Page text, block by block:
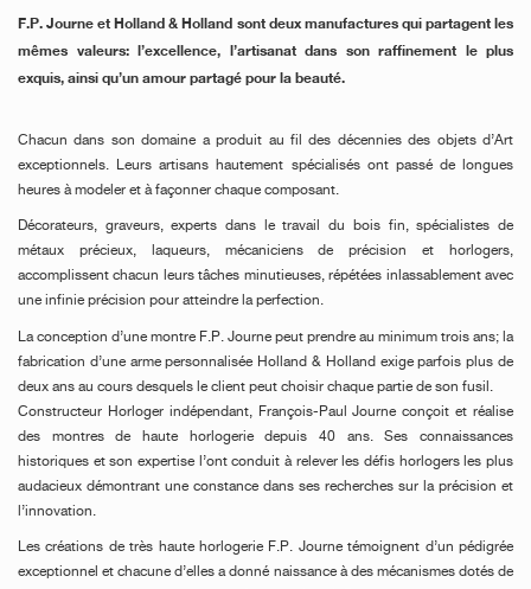
F.P. Journe et Holland & Holland sont deux manufactures qui partagent les
mêmes valeurs: l’excellence, l’artisanat dans son raffinement le plus
exquis, ainsi qu’un amour partagé pour la beauté.
Chacun dans son domaine a produit au fil des décennies des objets d’Art
exceptionnels. Leurs artisans hautement spécialisés ont passé de longues
heures à modeler et à façonner chaque composant.
Décorateurs, graveurs, experts dans le travail du bois fin, spécialistes de
métaux précieux, laqueurs, mécaniciens de précision et horlogers,
accomplissent chacun leurs tâches minutieuses, répétées inlassablement avec
une infinie précision pour atteindre la perfection.
La conception d’une montre F.P. Journe peut prendre au minimum trois ans; la
fabrication d’une arme personnalisée Holland & Holland exige parfois plus de
deux ans au cours desquels le client peut choisir chaque partie de son fusil.
Constructeur Horloger indépendant, François-Paul Journe conçoit et réalise
des montres de haute horlogerie depuis 40 ans. Ses connaissances
historiques et son expertise l’ont conduit à relever les défis horlogers les plus
audacieux démontrant une constance dans ses recherches sur la précision et
l’innovation.
Les créations de très haute horlogerie F.P. Journe témoignent d’un pédigrée
exceptionnel et chacune d’elles a donné naissance à des mécanismes dotés de